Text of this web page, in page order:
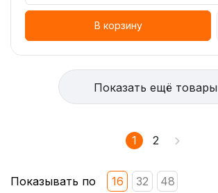
В корзину
Показать ещё товары
1 2
Показывать по 16 32 48